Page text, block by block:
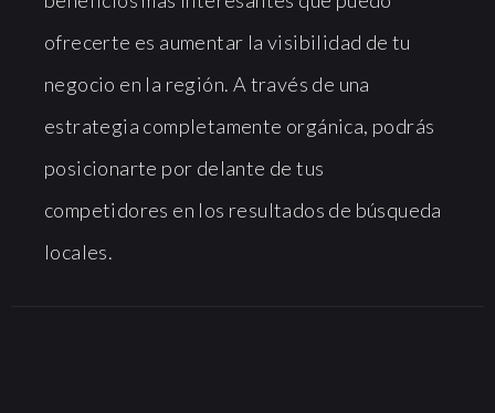
ofrecerte es aumentar la visibilidad de tu
negocio en la región. A través de una
estrategia completamente orgánica, podrás
posicionarte por delante de tus
competidores en los resultados de búsqueda
locales.